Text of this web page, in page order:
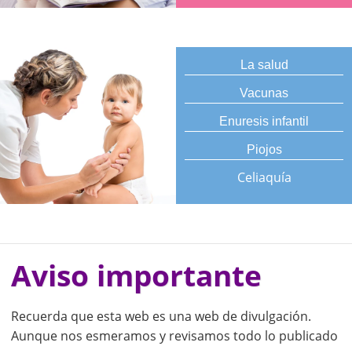
La salud
Vacunas
Enuresis infantil
Piojos
Celiaquía
Aviso importante
Recuerda que esta web es una web de divulgación.
Aunque nos esmeramos y revisamos todo lo publicado